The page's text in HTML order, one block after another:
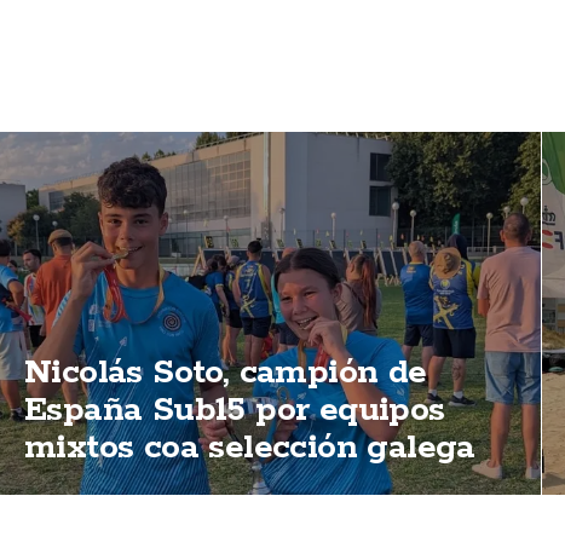
Nicolás Soto, campión de
España Sub15 por equipos
mixtos coa selección galega